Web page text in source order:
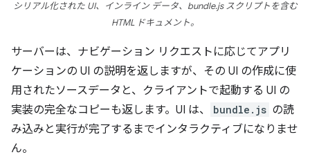
シリアル化された UI、インライン データ、bundle.js スクリプトを含む
HTML ドキュメント。
サーバーは、ナビゲーション リクエストに応じてアプリ
ケーションの UI の説明を返しますが、その UI の作成に使
用されたソースデータと、クライアントで起動する UI の
実装の完全なコピーも返します。UI は、
bundle.js の読
み込みと実行が完了するまでインタラクティブになりませ
ん。